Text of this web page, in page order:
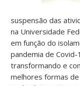
suspensão das
na Universidade
em função do
pandemia de
transformando e
melhores formas